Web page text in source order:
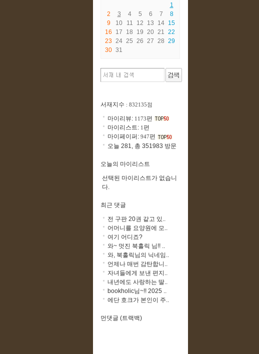
1
2
3 4 5 6 7
8
9
10 11 12 13 14 15
16
17 18 19 20 21
22
23 24 25 26 27 28 29
30 31
서재지수 : 832135점
마이리뷰: 1173편
마이리스트: 1 편
마이페이퍼: 947편
오늘 281, 총 351983 방문
오늘의 마이리스트
선택된 마이리스트가 없습니
다.
최근 댓글
전 구판 20권 같고 있..
어머니를 요양원에 모..
여기 어디죠?
와~ 멋진 북홀릭 님!! ..
와, 북홀릭님의 닉네임..
언제나 매번 감탄합니..
자녀들에게 보낸 편지..
내년에도 사랑하는 딸..
bookholic님~!! 2025 ..
에단 호크가 본인이 주..
먼댓글 (트랙백)